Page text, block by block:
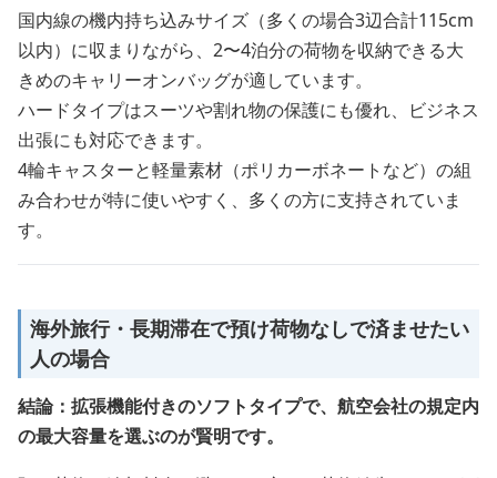
国内線の機内持ち込みサイズ（多くの場合3辺合計115cm
以内）に収まりながら、2〜4泊分の荷物を収納できる大
きめのキャリーオンバッグが適しています。
ハードタイプはスーツや割れ物の保護にも優れ、ビジネス
出張にも対応できます。
4輪キャスターと軽量素材（ポリカーボネートなど）の組
み合わせが特に使いやすく、多くの方に支持されていま
す。
海外旅行・長期滞在で預け荷物なしで済ませたい
人の場合
結論：拡張機能付きのソフトタイプで、航空会社の規定内
の最大容量を選ぶのが賢明です。